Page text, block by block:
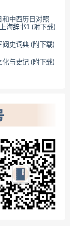
和中西历日对照
海辞书1 (附下载)
阀史词典 (附下载)
化与史记 (附下载)